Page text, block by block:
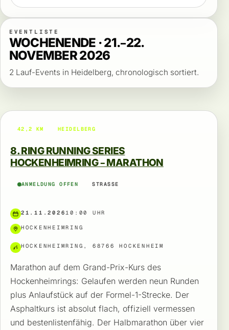
EVENTLISTE
WOCHENENDE · 21.–22.
NOVEMBER 2026
2 Lauf-Events in Heidelberg, chronologisch sortiert.
42,2 KM HEIDELBERG
8. RING RUNNING SERIES
HOCKENHEIMRING – MARATHON
ANMELDUNG OFFEN STRASSE
21.11.202610:00 UHR
HOCKENHEIMRING
HOCKENHEIMRING, 68766 HOCKENHEIM
Marathon auf dem Grand-Prix-Kurs des
Hockenheimrings: Gelaufen werden neun Runden
plus Anlaufstück auf der Formel-1-Strecke. Der
Asphaltkurs ist absolut flach, offiziell vermessen
und bestenlistenfähig. Der Halbmarathon über vier